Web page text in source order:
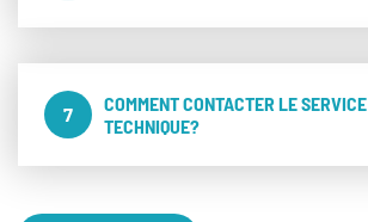
7
COMMENT CONTACTER LE SERVICE
TECHNIQUE?